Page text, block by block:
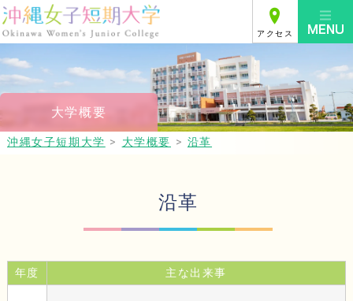
アクセス
大学概要
沖縄女子短期大学 > 大学概要 > 沿革
沿革
年度 主な出来事